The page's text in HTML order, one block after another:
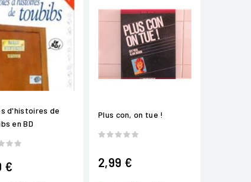
d'histoires de
en BD
€
Plus con, on tue !
2,99 €